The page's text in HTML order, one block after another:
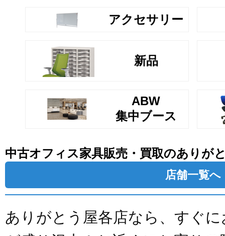
アクセサリー
新品
ABW
集中ブース
中古オフィス家具販売・買取のありが
店舗一覧へ
ありがとう屋各店なら、すぐ